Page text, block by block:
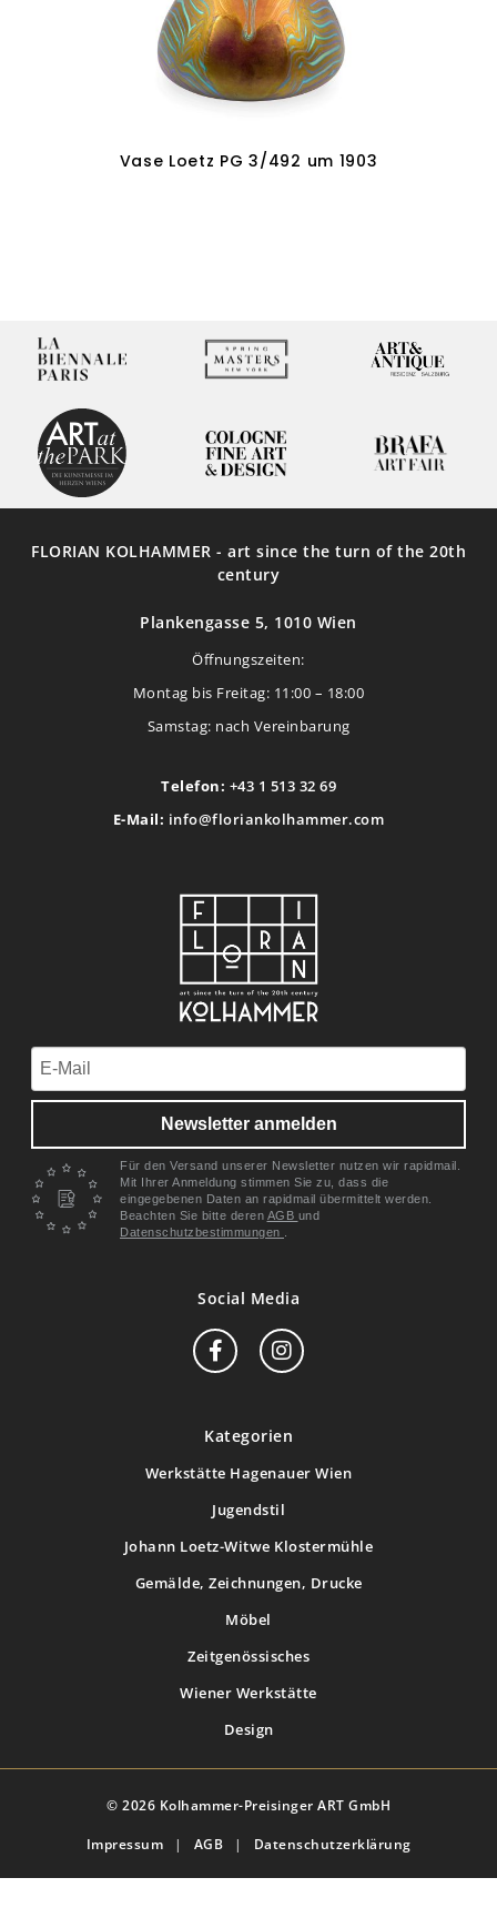
Vase Loetz PG 3/492 um 1903
FLORIAN KOLHAMMER - art since the turn of the 20th
century
Plankengasse 5, 1010 Wien
Öffnungszeiten:
Montag bis Freitag: 11:00 – 18:00
Samstag: nach Vereinbarung
Telefon: +43 1 513 32 69
E-Mail: info@floriankolhammer.com
Newsletter anmelden
Für den Versand unserer Newsletter nutzen wir rapidmail.
Mit Ihrer Anmeldung stimmen Sie zu, dass die
eingegebenen Daten an rapidmail übermittelt werden.
Beachten Sie bitte deren AGB und
Datenschutzbestimmungen
Social Media
Kategorien
Werkstätte Hagenauer Wien
Jugendstil
Johann Loetz-Witwe Klostermühle
Gemälde, Zeichnungen, Drucke
Möbel
Zeitgenössisches
Wiener Werkstätte
Design
© 2026 Kolhammer-Preisinger ART GmbH
Impressum | AGB | Datenschutzerklärung